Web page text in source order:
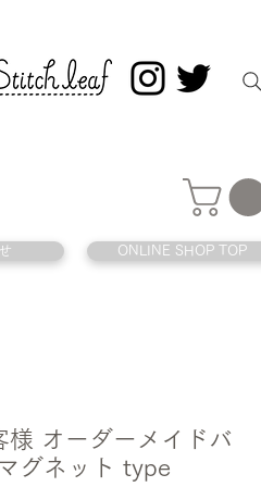
オーダーメイドバ
グネット type
ONLINE SHOP TOP